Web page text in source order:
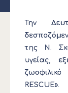
Την
της Ν.
υγείας,